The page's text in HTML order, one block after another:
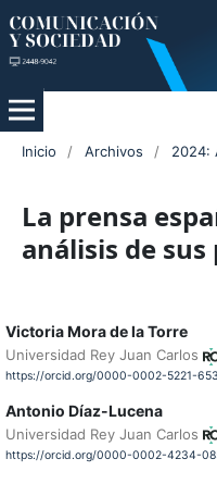
Inicio / Archivos / 2024:
La prensa
análisis de
Victoria Mora de la Torre
Universidad Rey Juan Carlos
https://orcid.org/0000-0002-5221-
Antonio Díaz-Lucena
Universidad Rey Juan Carlos
https://orcid.org/0000-0002-4234-